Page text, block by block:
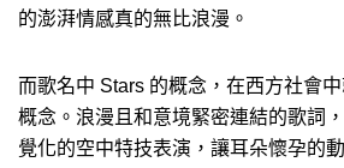
的澎湃情感真的無比浪漫。
而歌名中 Stars 的概念，在西方社會
概念。浪漫且和意境緊密連結的歌詞
覺化的空中特技表演，讓耳朵懷孕的